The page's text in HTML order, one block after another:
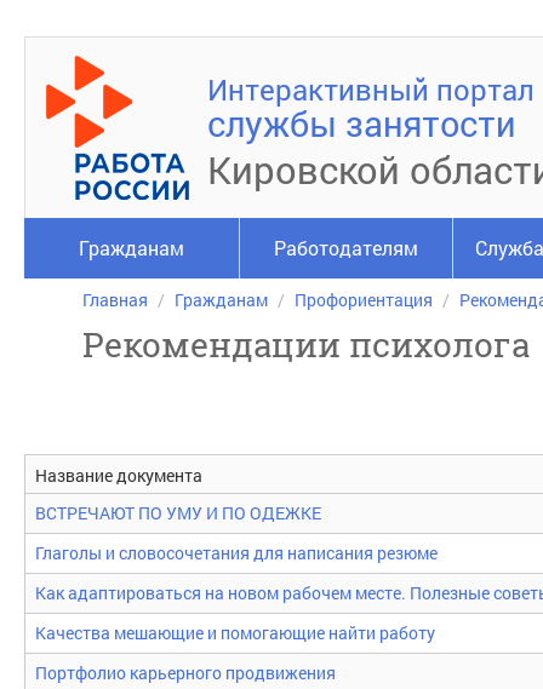
Интерактивный портал
службы занятости
Кировской
Гражданам Работодателям
Главная Гражданам Профориентация
Рекомендации психолога
Название документа
ВСТРЕЧАЮТ ПО УМУ И ПО ОДЕЖКЕ
Глаголы и словосочетания для написания резюме
Как адаптироваться на новом рабочем месте. Полезные
Качества мешающие и помогающие найти работу
Портфолио карьерного продвижения